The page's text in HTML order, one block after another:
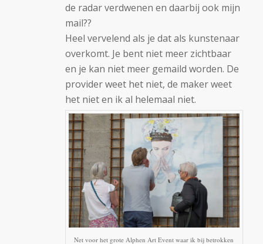
de radar verdwenen en daarbij ook mijn
mail??
Heel vervelend als je dat als kunstenaar
overkomt. Je bent niet meer zichtbaar
en je kan niet meer gemaild worden. De
provider weet het niet, de maker weet
het niet en ik al helemaal niet.
Net voor het grote Alphen Art Event waar ik bij betrokken